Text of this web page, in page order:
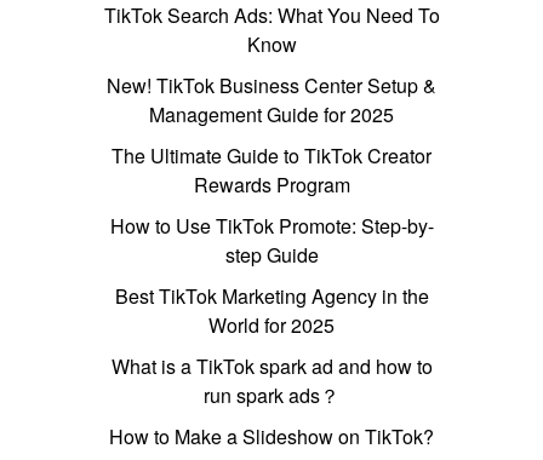
TikTok Search Ads: What You Need To
Know
New! TikTok Business Center Setup &
Management Guide for 2025
The Ultimate Guide to TikTok Creator
Rewards Program
How to Use TikTok Promote: Step-by-
step Guide
Best TikTok Marketing Agency in the
World for 2025
What is a TikTok spark ad and how to
run spark ads？
How to Make a Slideshow on TikTok?